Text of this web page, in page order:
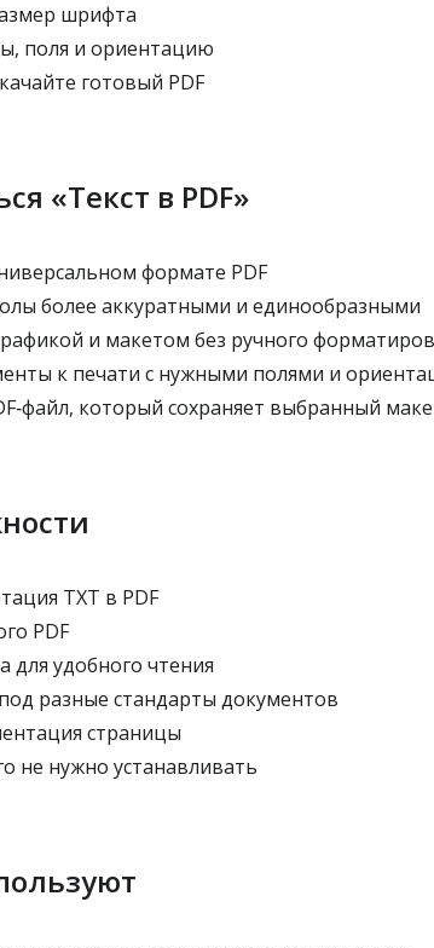
шрифта
поля и ориентацию
готовый PDF
«Текст в PDF»
формате PDF
более аккуратными и единообразными
и макетом без ручного
к печати с нужными полями и
который сохраняет выбранный
TXT в PDF
PDF
удобного чтения
разные стандарты документов
страницы
не нужно устанавливать